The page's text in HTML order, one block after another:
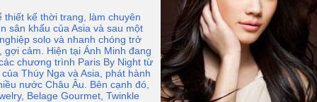
kế thời trang, làm chuyên
sân khấu của Asia và sau một
solo và nhanh chóng trở
cảm. Hiện tại Ánh Minh đang
chương trình Paris By Night từ
Thúy Nga và Asia, phát hành
nước Châu Âu. Bên cạnh đó,
Belage Gourmet, Twinkle